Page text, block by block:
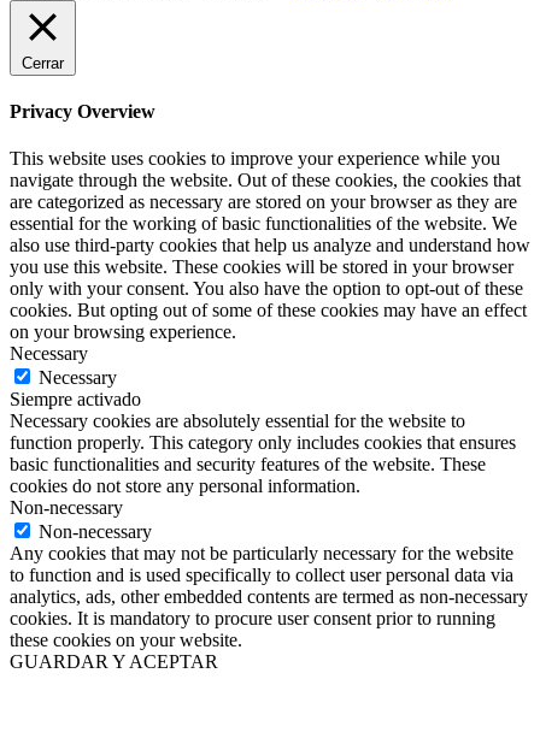
Cerrar
Privacy Overview
This website uses cookies to improve your experience while you
navigate through the website. Out of these cookies, the cookies that
are categorized as necessary are stored on your browser as they are
essential for the working of basic functionalities of the website. We
also use third-party cookies that help us analyze and understand how
you use this website. These cookies will be stored in your browser
only with your consent. You also have the option to opt-out of these
cookies. But opting out of some of these cookies may have an effect
on your browsing experience.
Necessary
Necessary
Siempre activado
Necessary cookies are absolutely essential for the website to
function properly. This category only includes cookies that ensures
basic functionalities and security features of the website. These
cookies do not store any personal information.
Non-necessary
Non-necessary
Any cookies that may not be particularly necessary for the website
to function and is used specifically to collect user personal data via
analytics, ads, other embedded contents are termed as non-necessary
cookies. It is mandatory to procure user consent prior to running
these cookies on your website.
GUARDAR Y ACEPTAR